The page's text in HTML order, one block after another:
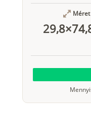
Méret